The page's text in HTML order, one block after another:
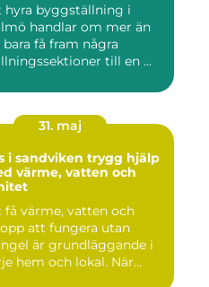
hyra byggställning i
handlar om mer än
få fram några
till en ...
31. maj
trygg hjälp
värme, vatten och
få värme, vatten och
att fungera utan
är grundläggande i
hem och lokal. När...